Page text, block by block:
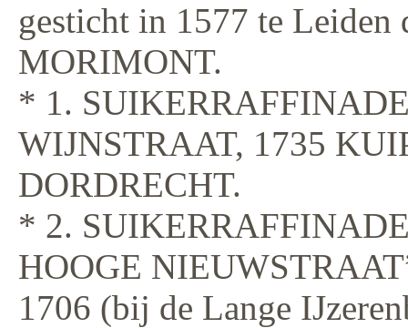
gesticht in 1577 te
MORIMONT.
* 1.
WIJNSTRAAT, 1735
DORDRECHT.
* 2.
HOOGE
1706 (bij de Lange